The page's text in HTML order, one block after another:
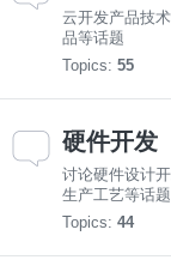
云开发产品技
品等话题
Topics: 55
硬件开发
讨论硬件设计
生产工艺等话题
Topics: 44